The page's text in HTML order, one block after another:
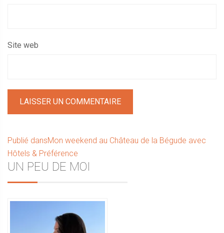
Site web
Navigation
de
l’article
Publié dansMon weekend au Château de la Bégude avec
Hôtels & Préférence
Sidebar
UN PEU DE MOI